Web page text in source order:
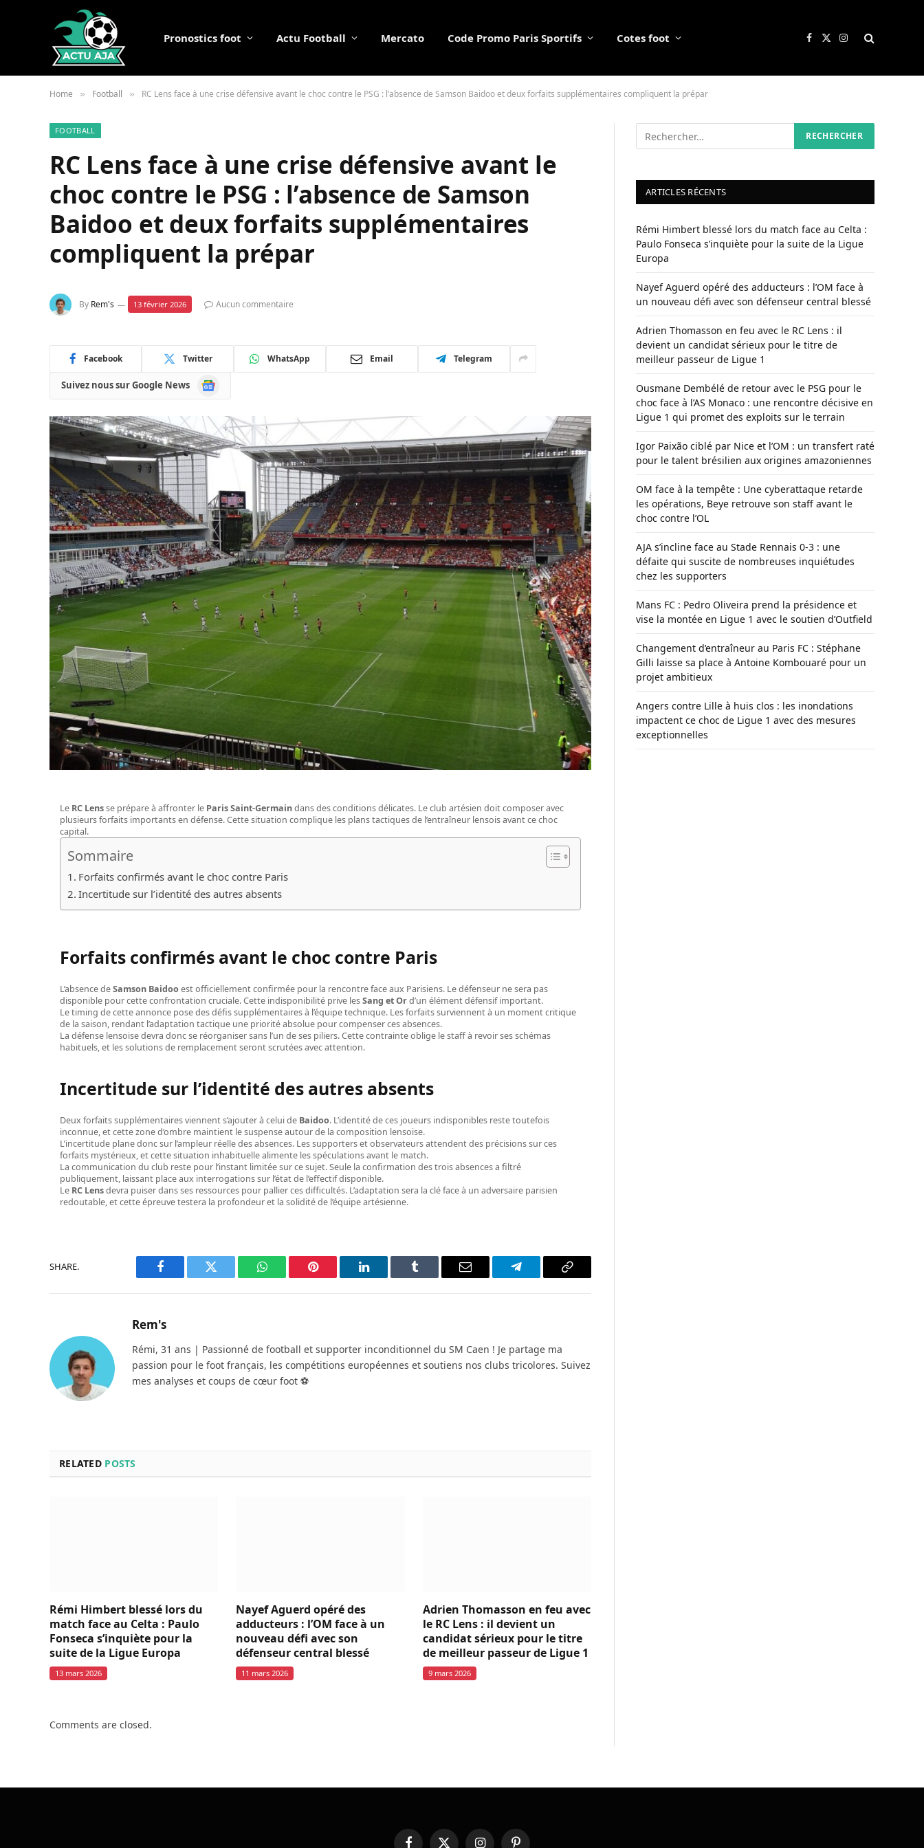
Pronostics foot Actu Football Mercato Code Promo Paris Sportifs Cotes foot Facebook
X
Instagram
Home » Football » RC Lens face à une crise défensive avant le choc contre le PSG : l’absence de Samson Baidoo et deux forfaits supplémentaires compliquent la prépar
FOOTBALL
RC Lens face à une crise défensive avant le
choc contre le PSG : l’absence de Samson
Baidoo et deux forfaits supplémentaires
compliquent la prépar
By Rem's 13 février 2026 Aucun commentaire
Facebook Twitter WhatsApp Email Telegram
Suivez nous sur Google News
Google
News
Le RC Lensse prépare à affronter le Paris Saint-Germaindans des conditions délicates. Le club artésien doit composer avec
plusieurs forfaits importants en défense. Cette situation complique les plans tactiques de l’entraîneur lensois avant ce choc
capital.
Sommaire
Forfaits confirmés avant le choc contre Paris
Incertitude sur l’identité des autres absents
Forfaits confirmés avant le choc contre Paris
L’absence deSamson Baidooest officiellement confirmée pour la rencontre face aux Parisiens. Le défenseur ne sera pas
disponible pour cette confrontation cruciale. Cette indisponibilité prive lesSang et Ord’un élément défensif important.
Le timing de cette annonce pose des défis supplémentaires à l’équipe technique. Les forfaits surviennent à un moment critique
de la saison, rendant l’adaptation tactique une priorité absolue pour compenser ces absences.
La défense lensoise devra donc se réorganiser sans l’un de ses piliers. Cette contrainte oblige le staff à revoir ses schémas
habituels, et les solutions de remplacement seront scrutées avec attention.
Incertitude sur l’identité des autres absents
Deux forfaits supplémentaires viennent s’ajouter à celui de Baidoo. L’identité de ces joueurs indisponibles reste toutefois
inconnue, et cette zone d’ombre maintient le suspense autour de la composition lensoise.
L’incertitude plane donc sur l’ampleur réelle des absences. Les supporters et observateurs attendent des précisions sur ces
forfaits mystérieux, et cette situation inhabituelle alimente les spéculations avant le match.
La communication du club reste pour l’instant limitée sur ce sujet. Seule la confirmation des trois absences a filtré
publiquement, laissant place aux interrogations sur l’état de l’effectif disponible.
Le RC Lensdevra puiser dans ses ressources pour pallier ces difficultés. L’adaptation sera la clé face à un adversaire parisien
redoutable, et cette épreuve testera la profondeur et la solidité de l’équipe artésienne.
SHARE.
Facebook Twitter WhatsAppPinterest LinkedIn Tumblr Email Telegram Copy
Rem's
Rémi, 31 ans | Passionné de football et supporter inconditionnel du SM Caen ! Je partage ma
passion pour le foot français, les compétitions européennes et soutiens nos clubs tricolores. Suivez
mes analyses et coups de cœur foot ⚽
RELATED POSTS
Rémi Himbert blessé lors du
match face au Celta : Paulo
Fonseca s’inquiète pour la
suite de la Ligue Europa
13 mars 2026
Nayef Aguerd opéré des
adducteurs : l’OM face à un
nouveau défi avec son
défenseur central blessé
11 mars 2026
Adrien Thomasson en feu avec
le RC Lens : il devient un
candidat sérieux pour le titre
de meilleur passeur de Ligue 1
9 mars 2026
Comments are closed.
ARTICLES RÉCENTS
Rémi Himbert blessé lors du match face au Celta :
Paulo Fonseca s’inquiète pour la suite de la Ligue
Europa
Nayef Aguerd opéré des adducteurs : l’OM face à
un nouveau défi avec son défenseur central blessé
Adrien Thomasson en feu avec le RC Lens : il
devient un candidat sérieux pour le titre de
meilleur passeur de Ligue 1
Ousmane Dembélé de retour avec le PSG pour le
choc face à l’AS Monaco : une rencontre décisive en
Ligue 1 qui promet des exploits sur le terrain
Igor Paixão ciblé par Nice et l’OM : un transfert raté
pour le talent brésilien aux origines amazoniennes
OM face à la tempête : Une cyberattaque retarde
les opérations, Beye retrouve son staff avant le
choc contre l’OL
AJA s’incline face au Stade Rennais 0-3 : une
défaite qui suscite de nombreuses inquiétudes
chez les supporters
Mans FC : Pedro Oliveira prend la présidence et
vise la montée en Ligue 1 avec le soutien d’Outfield
Changement d’entraîneur au Paris FC : Stéphane
Gilli laisse sa place à Antoine Kombouaré pour un
projet ambitieux
Angers contre Lille à huis clos : les inondations
impactent ce choc de Ligue 1 avec des mesures
exceptionnelles